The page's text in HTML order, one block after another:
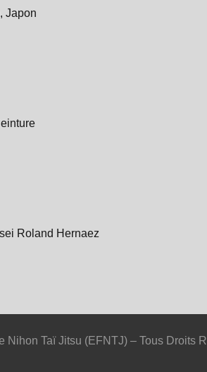
Japon
Roland Hernaez
Taï Jitsu (EFNTJ) – Tous Droits